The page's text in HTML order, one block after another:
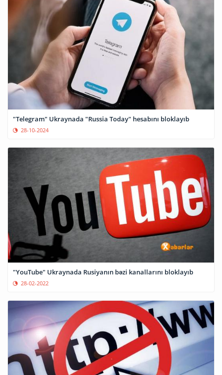
"Telegram" Ukraynada "Russia Today" hesabını bloklayıb
28-10-2024
"YouTube" Ukraynada Rusiyanın bəzi kanallarını bloklayıb
28-02-2022